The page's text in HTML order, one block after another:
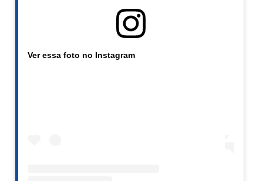
Ver essa foto no Instagram